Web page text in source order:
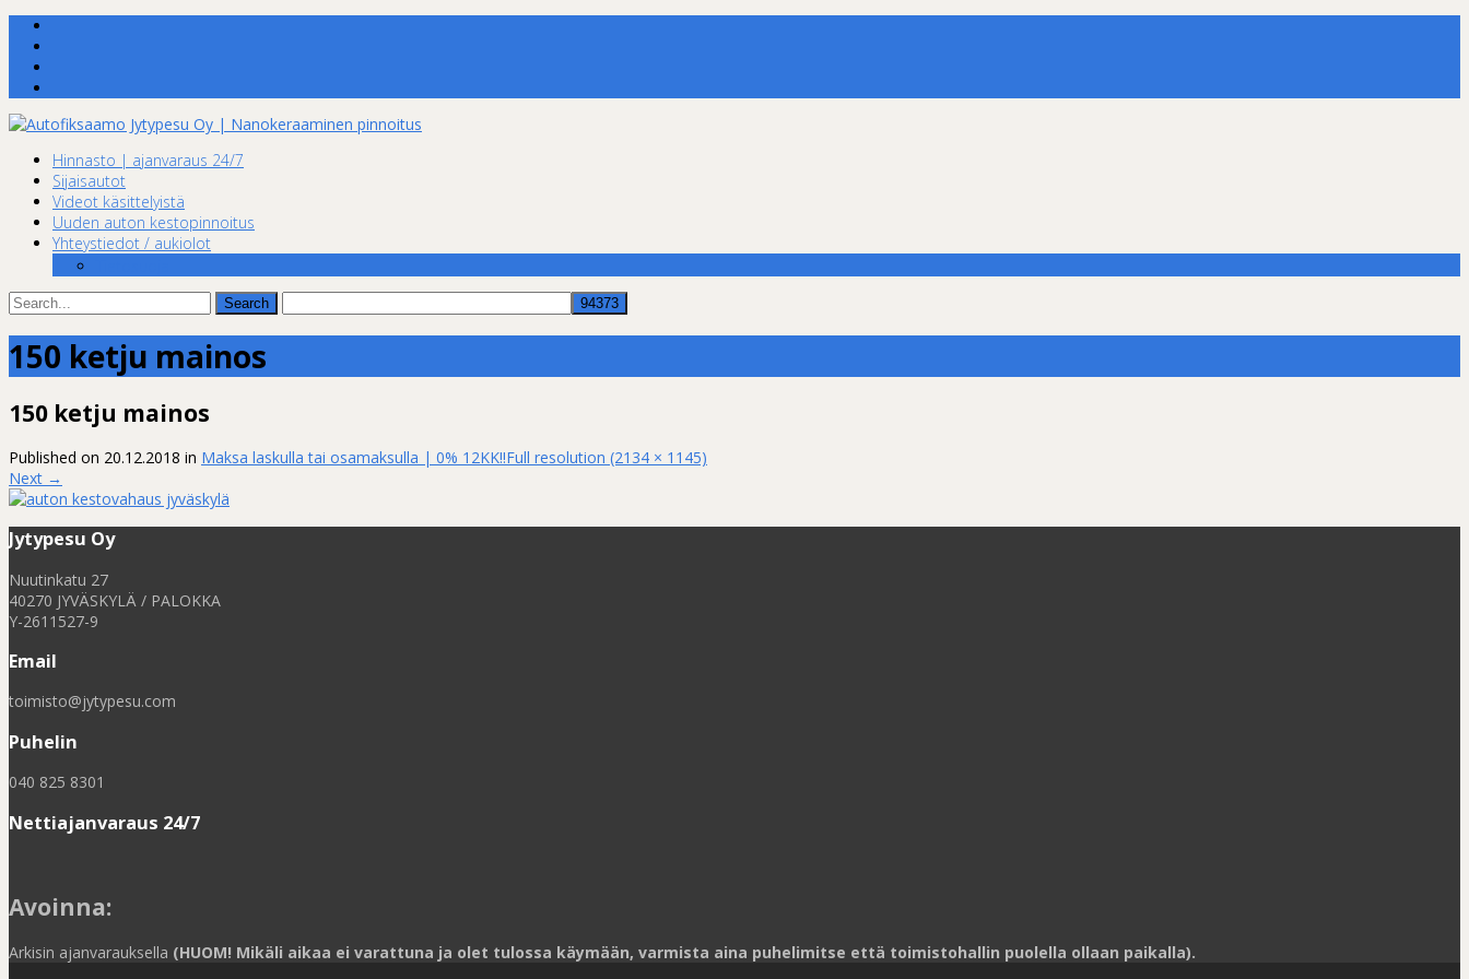
Skip
content
Hinnasto | ajanvaraus 24/7
Sijaisautot
Videot käsittelyistä
Uuden auton kestopinnoitus
Yhteystiedot / aukiolot
Search
for:
150 ketju mainos
150 ketju mainos
Published on 20.12.2018 in Maksa laskulla tai osamaksulla | 0% 12KK!!Full resolution (2134 × 1145)
Next →
Jytypesu Oy
Nuutinkatu 27
40270 JYVÄSKYLÄ / PALOKKA
Y-2611527-9
Email
toimisto@jytypesu.com
Puhelin
040 825 8301
Nettiajanvaraus 24/7
Avoinna:
Arkisin ajanvarauksella (HUOM! Mikäli aikaa ei varattuna ja olet tulossa käymään, varmista aina puhelimitse että toimistohallin puolella ollaan paikalla).